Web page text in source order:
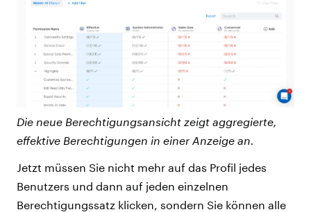
Die neue Berechtigungsansicht zeigt aggregierte,
effektive Berechtigungen in einer Anzeige an.
Jetzt müssen Sie nicht mehr auf das Profil jedes
Benutzers und dann auf jeden einzelnen
Berechtigungssatz klicken, sondern Sie können alle